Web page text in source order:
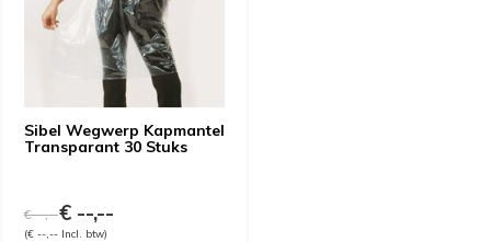
Sibel Wegwerp Kapmantel
Transparant 30 Stuks
€ --,--€ --,--
(€ --,-- Incl. btw)